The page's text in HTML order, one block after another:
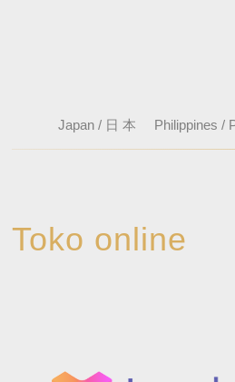
Japan / 日 本 Philippines /
Toko online